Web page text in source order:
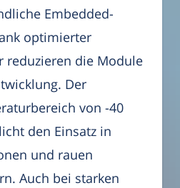
Embedded-
optimierter
reduzieren die Module
Der
von -40
den Einsatz in
und rauen
Auch bei starken